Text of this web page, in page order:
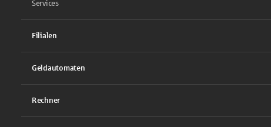
Services
Filialen
Geldautomaten
Rechner